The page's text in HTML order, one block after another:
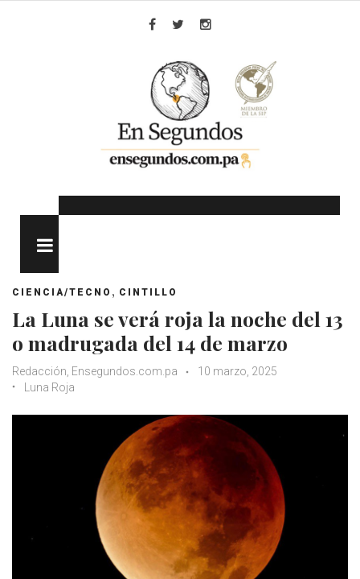
CIENCIA/TECNO , CINTILLO
La Luna se verá roja la noche del 13
o madrugada del 14 de marzo
Redacción, Ensegundos.com.pa
10 marzo, 2025
Luna Roja